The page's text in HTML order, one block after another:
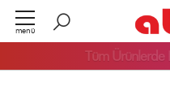
menü
Tüm Ürünlerde